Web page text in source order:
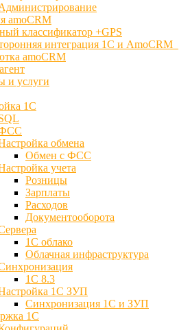
amoCRM
классификатор +GPS
интеграция 1С и AmoCRM
amoCRM
и услуги
1С
обмена
Обмен с ФСС
учета
Розницы
Зарплаты
Расходов
Документооборота
1С облако
Облачная инфраструктура
1С 8.3
1С ЗУП
Синхронизация 1С и ЗУП
1С